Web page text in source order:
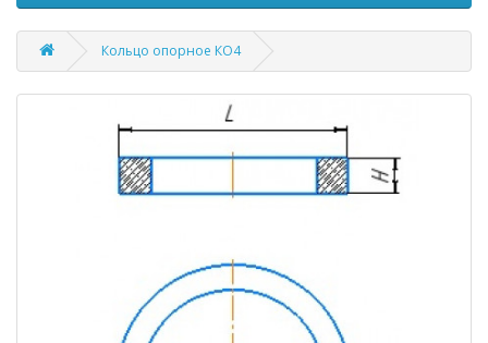
Кольцо опорное КО4